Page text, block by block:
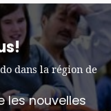
dans la région de
les nouvelles